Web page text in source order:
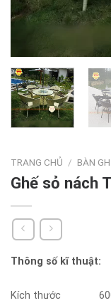
TRANG CHỦ / BÀN
Ghế sỏ nách
Thông số kĩ thuật:
Kích thước